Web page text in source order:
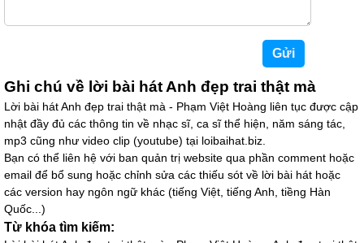
Ghi chú về lời bài hát Anh đẹp trai thật mà
Lời bài hát Anh đẹp trai thật mà - Phạm Việt Hoàng liên tục được cập
nhật đầy đủ các thông tin về nhạc sĩ, ca sĩ thể hiện, năm sáng tác,
mp3 cũng như video clip (youtube) tại loibaihat.biz.
Bạn có thể liên hệ với ban quản trị website qua phần comment hoặc
email để bổ sung hoặc chỉnh sửa các thiếu sót về lời bài hát hoặc
các version hay ngôn ngữ khác (tiếng Việt, tiếng Anh, tiềng Hàn
Quốc...)
Từ khóa tìm kiếm: